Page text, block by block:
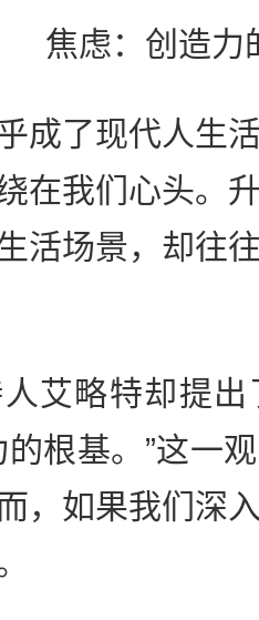
虑：创造力
了现代人生活
在我们心头。
活场景，却往
略特却提出
的根基。”这一
，如果我们深